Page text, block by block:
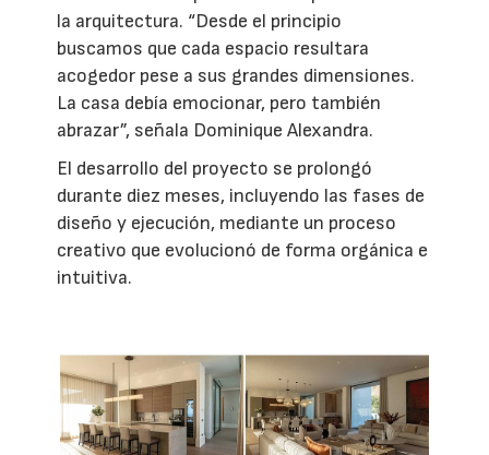
la arquitectura. “Desde el principio
buscamos que cada espacio resultara
acogedor pese a sus grandes dimensiones.
La casa debía emocionar, pero también
abrazar”, señala Dominique Alexandra.
El desarrollo del proyecto se prolongó
durante diez meses, incluyendo las fases de
diseño y ejecución, mediante un proceso
creativo que evolucionó de forma orgánica e
intuitiva.